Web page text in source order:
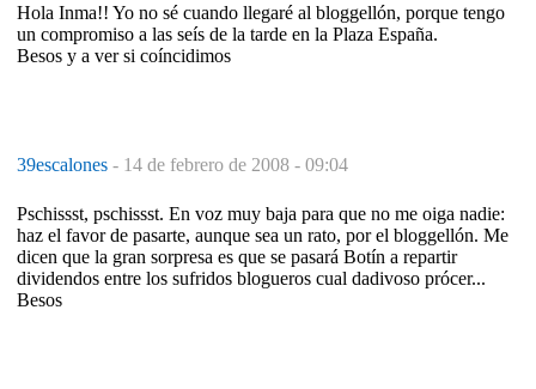
Hola Inma!! Yo no sé cuando llegaré al bloggellón, porque tengo
un compromiso a las seís de la tarde en la Plaza España.
Besos y a ver si coíncidimos
39escalones - 14 de febrero de 2008 - 09:04
Pschissst, pschissst. En voz muy baja para que no me oiga nadie:
haz el favor de pasarte, aunque sea un rato, por el bloggellón. Me
dicen que la gran sorpresa es que se pasará Botín a repartir
dividendos entre los sufridos blogueros cual dadivoso prócer...
Besos